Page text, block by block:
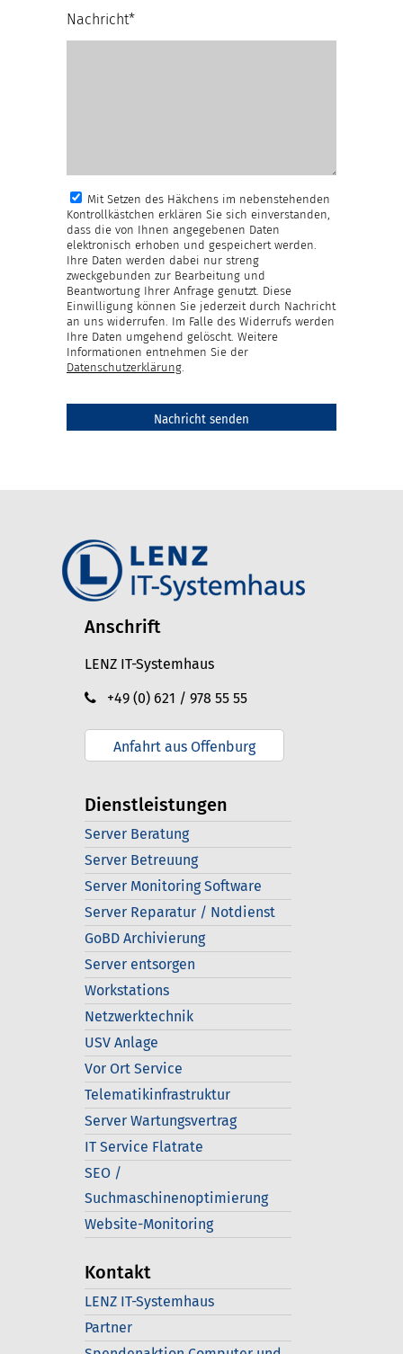
Nachricht*
Mit Setzen des Häkchens im nebenstehenden
Kontrollkästchen erklären Sie sich einverstanden,
dass die von Ihnen angegebenen Daten
elektronisch erhoben und gespeichert werden.
Ihre Daten werden dabei nur streng
zweckgebunden zur Bearbeitung und
Beantwortung Ihrer Anfrage genutzt. Diese
Einwilligung können Sie jederzeit durch Nachricht
an uns widerrufen. Im Falle des Widerrufs werden
Ihre Daten umgehend gelöscht. Weitere
Informationen entnehmen Sie der
Datenschutzerklärung
Anschrift
LENZ IT-Systemhaus
+49 (0) 621 / 978 55 55
Anfahrt aus Offenburg
Dienstleistungen
Server Beratung
Server Betreuung
Server Monitoring Software
Server Reparatur / Notdienst
GoBD Archivierung
Server entsorgen
Workstations
Netzwerktechnik
USV Anlage
Vor Ort Service
Telematikinfrastruktur
Server Wartungsvertrag
IT Service Flatrate
SEO /
Suchmaschinenoptimierung
Website-Monitoring
Kontakt
LENZ IT-Systemhaus
Partner